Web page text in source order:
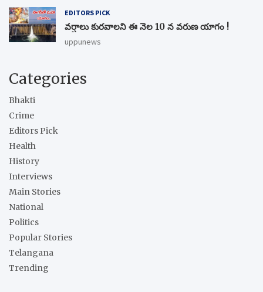
EDITORS PICK
వర్షాలు కురవాలని ఈ నెల 10 న వరుణ యాగం !
uppunews
Categories
Bhakti
Crime
Editors Pick
Health
History
Interviews
Main Stories
National
Politics
Popular Stories
Telangana
Trending